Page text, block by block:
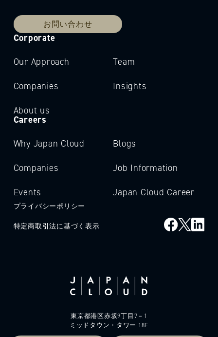
お問い合わせ
Corporate
Our Approach
Companies
About us
Team
Insights
Careers
Why Japan Cloud
Companies
Events
Blogs
Job Information
Japan Cloud Career
プライバシーポリシー
特定商取引法に基づく表示
東京都港区赤坂9丁目7－1
ミッドタウン・タワー 18F